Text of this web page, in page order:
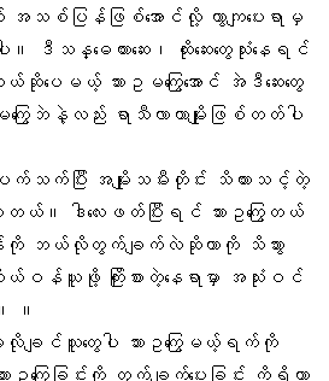
စ်ပြန်ဖြစ်အောင်လို့ ကွာကျပေးရာမှ
ါ။ ဒီ သန္ဓေတားဆေး၊ ထိုးဆေးတွေသုံးနေရင်
ေမယ့် သားဥမကြွေအောင် အဲဒီဆေးတွေ
ကြွေဘဲနဲ့လည်း ရာသီလာတာမျိုးဖြစ်တတ်ပါ
နဲ့ ပက်သက်ပြီး အမျိုးသမီးတိုင်း သိထားသင့်တဲ့
ါတယ်။ ဒါလေးဖတ်ပြီးရင် သားဥကြွေတယ်
ျိန်ကို ဘယ်လိုတွက်ချက်လဲဆိုတာကို သိသွား
န်ယူဖို့ ကြိုးစားတဲ့နေရာမှာ အသုံးဝင်
။
ျင်သူတွေပါ သားဥကြွေမယ့်ရက်ကို
ားဥကြွေခြင်းကို တွက်ချက်ပေးခြင်း ကိရိယာ